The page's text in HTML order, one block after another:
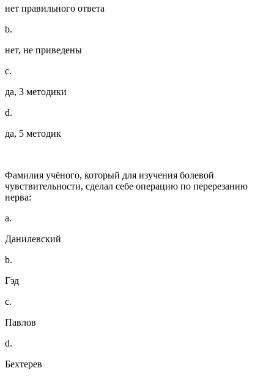
нет правильного ответа
b.
нет, не приведены
c.
да, 3 методики
d.
да, 5 методик
Фамилия учёного, который для изучения болевой
чувствительности, сделал себе операцию по перерезанию
нерва:
a.
Данилевский
b.
Гэд
c.
Павлов
d.
Бехтерев